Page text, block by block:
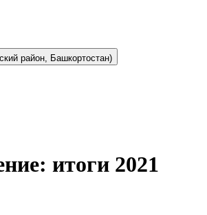
район, Башкортостан)
итоги 2021